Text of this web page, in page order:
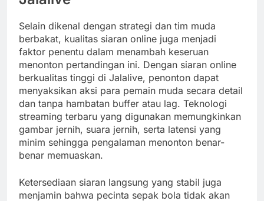
Selain dikenal dengan strategi dan tim muda
berbakat, kualitas siaran online juga menjadi
faktor penentu dalam menambah keseruan
menonton pertandingan ini. Dengan siaran online
berkualitas tinggi di Jalalive, penonton dapat
menyaksikan aksi para pemain muda secara detail
dan tanpa hambatan buffer atau lag. Teknologi
streaming terbaru yang digunakan memungkinkan
gambar jernih, suara jernih, serta latensi yang
minim sehingga pengalaman menonton benar-
benar memuaskan.
Ketersediaan siaran langsung yang stabil juga
menjamin bahwa pecinta sepak bola tidak akan